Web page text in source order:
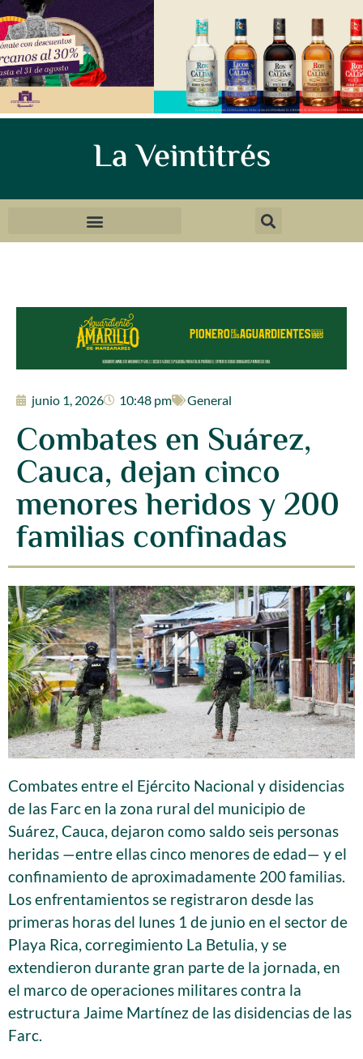
La Veintitrés
junio 1, 2026 10:48 pm General
Combates en Suárez,
Cauca, dejan cinco
menores heridos y 200
familias confinadas
Combates entre el Ejército Nacional y disidencias
de las Farc en la zona rural del municipio de
Suárez, Cauca, dejaron como saldo seis personas
heridas —entre ellas cinco menores de edad— y el
confinamiento de aproximadamente 200 familias.
Los enfrentamientos se registraron desde las
primeras horas del lunes 1 de junio en el sector de
Playa Rica, corregimiento La Betulia, y se
extendieron durante gran parte de la jornada, en
el marco de operaciones militares contra la
estructura Jaime Martínez de las disidencias de las
Farc.